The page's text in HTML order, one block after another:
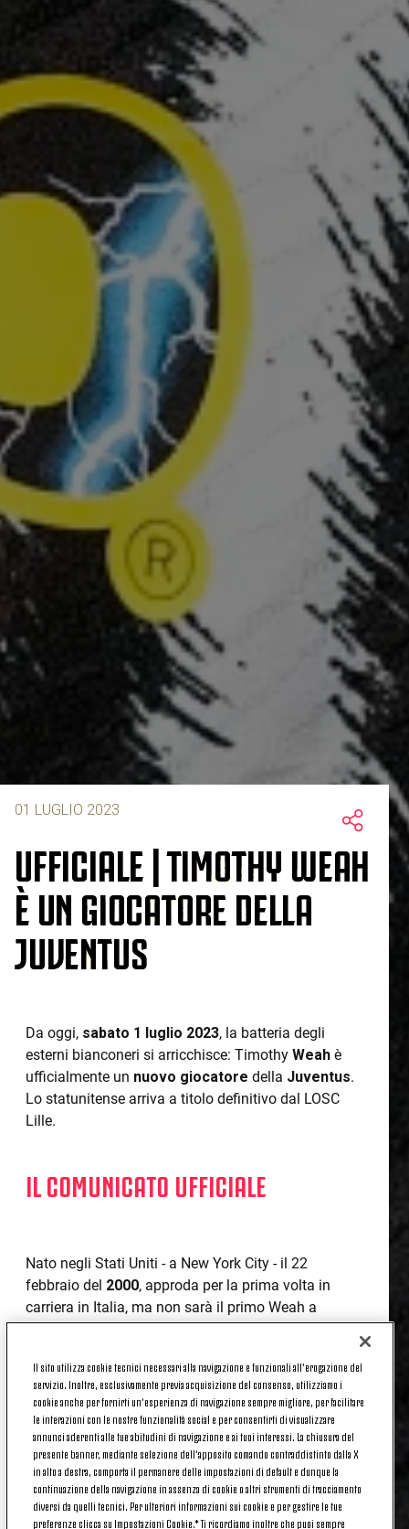
01 LUGLIO 2023
UFFICIALE | TIMOTHY WEAH
È UN GIOCATORE DELLA
JUVENTUS
Da oggi, sabato 1 luglio 2023, la batteria degli
esterni bianconeri si arricchisce: Timothy Weah è
ufficialmente un nuovo giocatore della Juventus.
Lo statunitense arriva a titolo definitivo dal LOSC
Lille.
IL COMUNICATO UFFICIALE
Nato negli Stati Uniti - a New York City - il 22
febbraio del 2000, approda per la prima volta in
carriera in Italia, ma non sarà il primo Weah a
giocare nel nostro Paese. Figlio d'arte, il papà di
grande ex attaccante, tra le altre, di Milan - dove ha
militato nella seconda metà degli anni '90 - e prima
ancora di PSG e Monaco.
Tornando a Timothy, il suo primo contatto con il
pallone avviene nello Stato di New York, prima di
salutare gli USA e approdare in Europa poco più che
quindicenne nelle Giovanili delPSGnell'estate del
Il sito utilizza cookie tecnici necessari alla navigazione e funzionali all’erogazione del
servizio. Inoltre, esclusivamente previa acquisizione del consenso, utilizziamo i
cookie anche per fornirti un’esperienza di navigazione sempre migliore, per facilitare
le interazioni con le nostre funzionalità social e per consentirti di visualizzare
annunci aderenti alle tue abitudini di navigazione e ai tuoi interessi. La chiusura del
presente banner, mediante selezione dell’apposito comando contraddistinto dalla X
in alto a destra, comporta il permanere delle impostazioni di default e dunque la
continuazione della navigazione in assenza di cookie o altri strumenti di tracciamento
diversi da quelli tecnici. Per ulteriori informazioni sui cookie e per gestire le tue
preferenze clicca su Impostazioni Cookie.* Ti ricordiamo inoltre che puoi sempre